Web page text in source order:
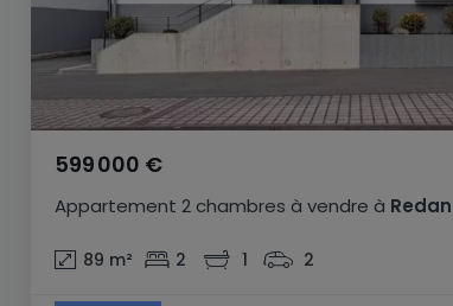
Appartement 2 chambres à vendre à
599 000 €
89 m² 2 1 2